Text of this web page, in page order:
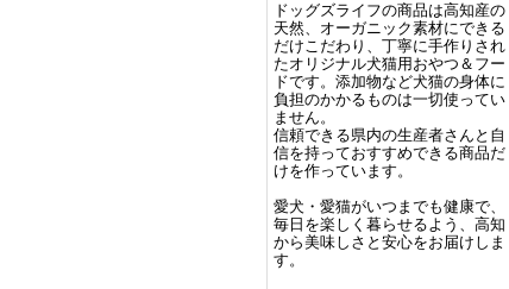
ドッグズライフの商品は高知産の
天然、オーガニック素材にできる
だけこだわり、丁寧に手作りされ
たオリジナル犬猫用おやつ＆フー
ドです。添加物など犬猫の身体に
負担のかかるものは一切使ってい
ません。
信頼できる県内の生産者さんと自
信を持っておすすめできる商品だ
けを作っています。
愛犬・愛猫がいつまでも健康で、
毎日を楽しく暮らせるよう、高知
から美味しさと安心をお届けしま
す。